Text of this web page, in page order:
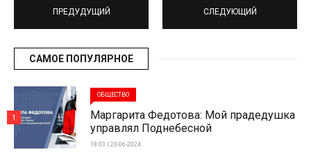
ПРЕДУДУЩИЙ СЛЕДУЮЩИЙ
САМОЕ ПОПУЛЯРНОЕ
ОБЩЕСТВО
Маргарита Федотова: Мой прадедушка
управлял Поднебесной
18:03 | 23-06-2024
1